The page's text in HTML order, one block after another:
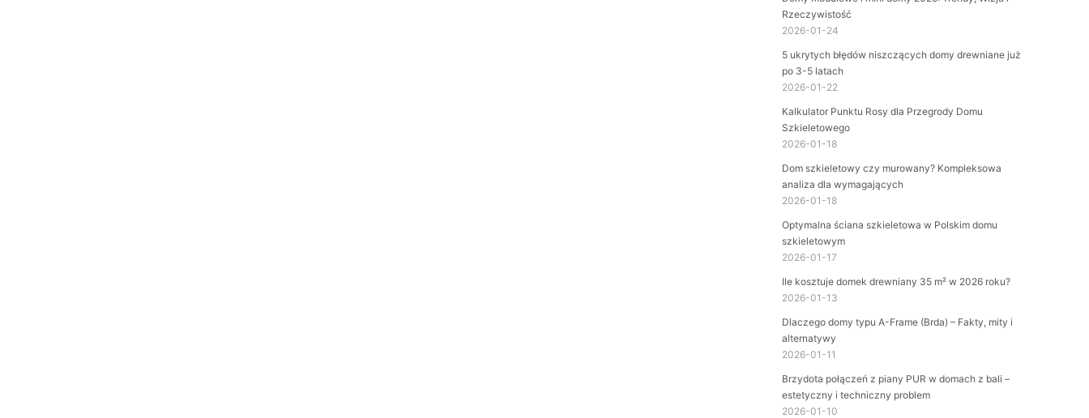
Rzeczywistość
2026-01-24
5 ukrytych błędów niszczących domy drewniane już
po 3-5 latach
2026-01-22
Kalkulator Punktu Rosy dla Przegrody Domu
Szkieletowego
2026-01-18
Dom szkieletowy czy murowany? Kompleksowa
analiza dla wymagających
2026-01-18
Optymalna ściana szkieletowa w Polskim domu
szkieletowym
2026-01-17
Ile kosztuje domek drewniany 35 m² w 2026 roku?
2026-01-13
Dlaczego domy typu A-Frame (Brda) – Fakty, mity i
alternatywy
2026-01-11
Brzydota połączeń z piany PUR w domach z bali –
estetyczny i techniczny problem
2026-01-10